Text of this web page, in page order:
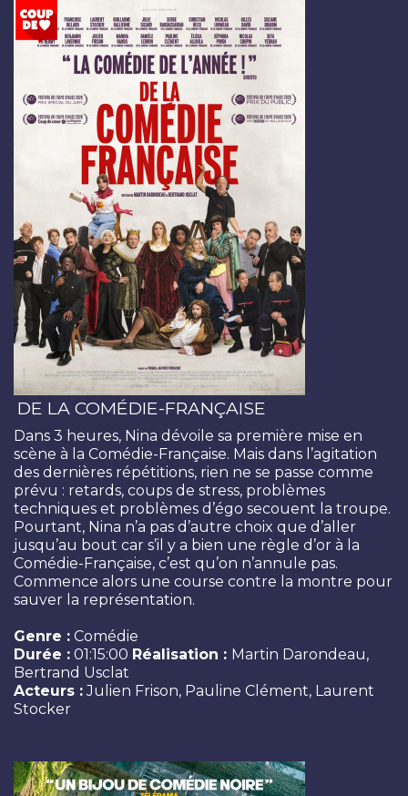
DE LA COMÉDIE-FRANÇAISE
Dans 3 heures, Nina dévoile sa première mise en
scène à la Comédie-Française. Mais dans l’agitation
des dernières répétitions, rien ne se passe comme
prévu : retards, coups de stress, problèmes
techniques et problèmes d’égo secouent la troupe.
Pourtant, Nina n’a pas d’autre choix que d’aller
jusqu’au bout car s’il y a bien une règle d’or à la
Comédie-Française, c’est qu’on n’annule pas.
Commence alors une course contre la montre pour
sauver la représentation.
Genre : Comédie
Durée : 01:15:00 Réalisation : Martin Darondeau,
Bertrand Usclat
Acteurs :Julien Frison, Pauline Clément, Laurent
Stocker